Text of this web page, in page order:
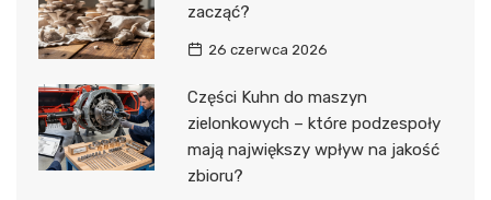
zacząć?
26 czerwca 2026
Części Kuhn do maszyn
zielonkowych – które podzespoły
mają największy wpływ na jakość
zbioru?